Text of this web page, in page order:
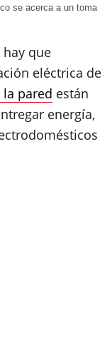
se acerca a un toma
que
eléctrica de
pared están
energía,